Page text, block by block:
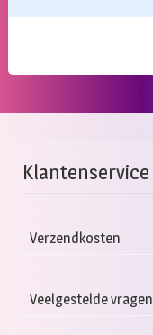
Klantenservice
Verzendkosten
Veelgestelde vragen